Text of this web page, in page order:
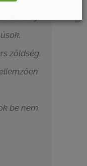
zöldség.
be nem